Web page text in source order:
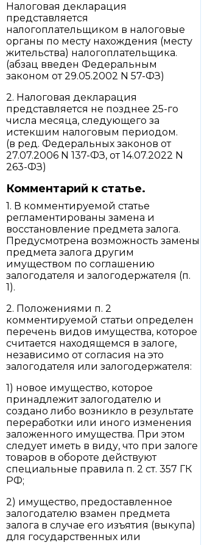
Налоговая декларация
представляется
налогоплательщиком в налоговые
органы по месту нахождения (месту
жительства) налогоплательщика.
(абзац введен Федеральным
законом от 29.05.2002 N 57-ФЗ)
2. Налоговая декларация
представляется не позднее 25-го
числа месяца, следующего за
истекшим налоговым периодом.
(в ред. Федеральных законов от
27.07.2006 N 137-ФЗ, от 14.07.2022 N
263-ФЗ)
Комментарий к статье.
1. В комментируемой статье
регламентированы замена и
восстановление предмета залога.
Предусмотрена возможность замены
предмета залога другим
имуществом по соглашению
залогодателя и залогодержателя (п.
1).
2. Положениями п. 2
комментируемой статьи определен
перечень видов имущества, которое
считается находящемся в залоге,
независимо от согласия на это
залогодателя или залогодержателя:
1) новое имущество, которое
принадлежит залогодателю и
создано либо возникло в результате
переработки или иного изменения
заложенного имущества. При этом
следует иметь в виду, что при залоге
товаров в обороте действуют
специальные правила п. 2 ст. 357 ГК
РФ;
2) имущество, предоставленное
залогодателю взамен предмета
залога в случае его изъятия (выкупа)
для государственных или